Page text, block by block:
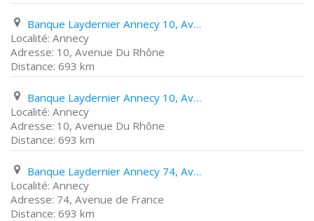
Banque Laydernier Annecy 10, Avenue Du Rhône
Annecy
10, Avenue Du Rhône
693 km
Banque Laydernier Annecy 10, Avenue Du Rhône
Annecy
10, Avenue Du Rhône
693 km
Banque Laydernier Annecy 74, Avenue de France
Annecy
74, Avenue de France
693 km